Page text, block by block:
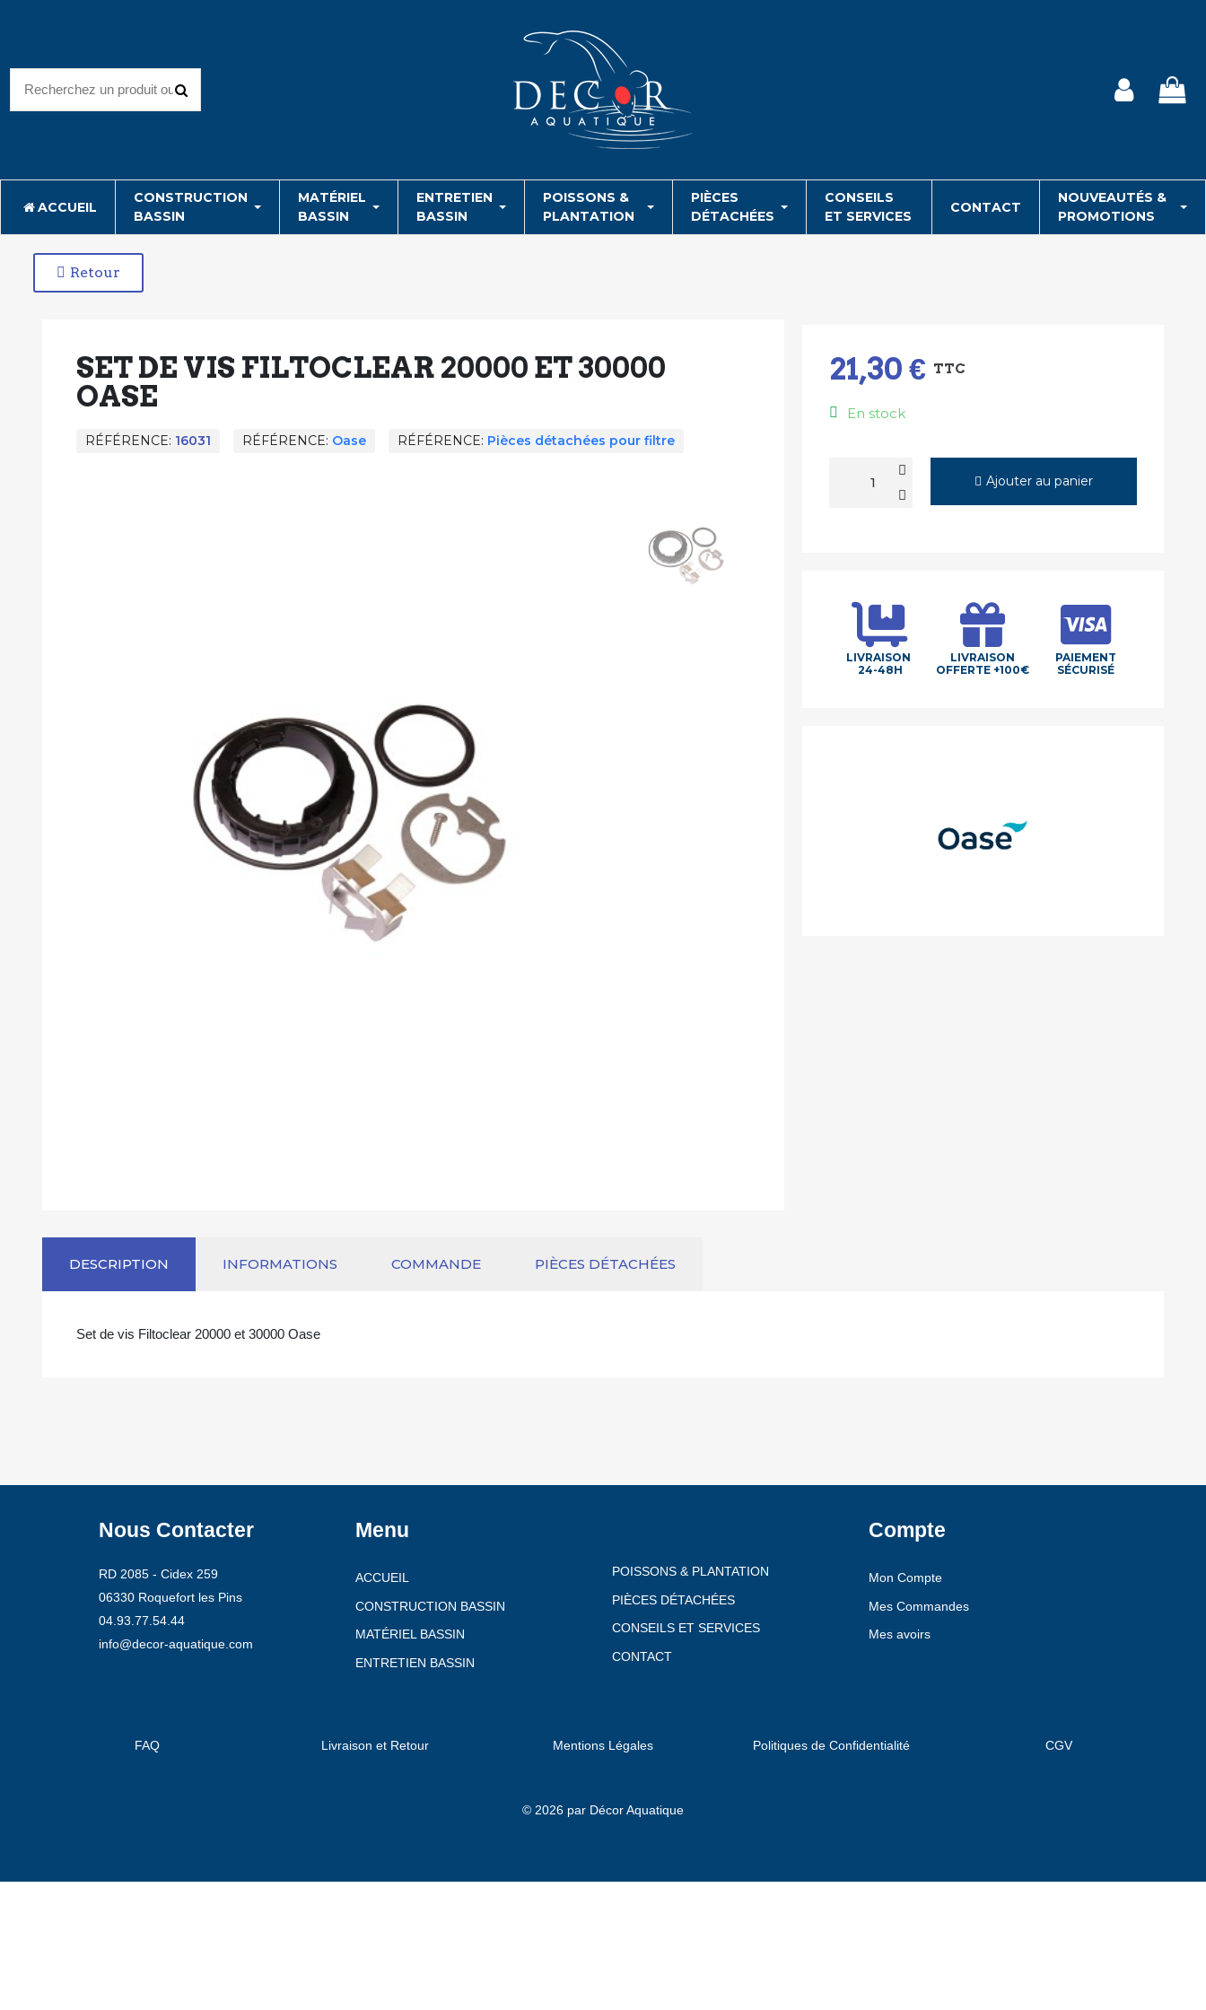
ACCUEIL
CONSTRUCTION
BASSIN
MATÉRIEL
BASSIN
ENTRETIEN
BASSIN
POISSONS &
PLANTATION
PIÈCES
DÉTACHÉES
CONSEILS
ET SERVICES
CONTACT
NOUVEAUTÉS &
PROMOTIONS
Retour
SET DE VIS FILTOCLEAR 20000 ET 30000
OASE
RÉFÉRENCE 16031 RÉFÉRENCE Oase RÉFÉRENCE Pièces détachées pour filtre
21,30 € TTC
En stock
Ajouter au panier
LIVRAISON
24-48H
LIVRAISON
OFFERTE +100€
PAIEMENT
SÉCURISÉ
DESCRIPTION INFORMATIONS COMMANDE PIÈCES DÉTACHÉES
Set de vis Filtoclear 20000 et 30000 Oase
Nous Contacter
RD 2085 - Cidex 259
06330 Roquefort les Pins
04.93.77.54.44
info@decor-aquatique.com
Menu
ACCUEIL
CONSTRUCTION BASSIN
MATÉRIEL BASSIN
ENTRETIEN BASSIN
POISSONS & PLANTATION
PIÈCES DÉTACHÉES
CONSEILS ET SERVICES
CONTACT
Compte
Mon Compte
Mes Commandes
Mes avoirs
FAQ Livraison et Retour Mentions Légales Politiques de Confidentialité CGV
© 2026 par Décor Aquatique